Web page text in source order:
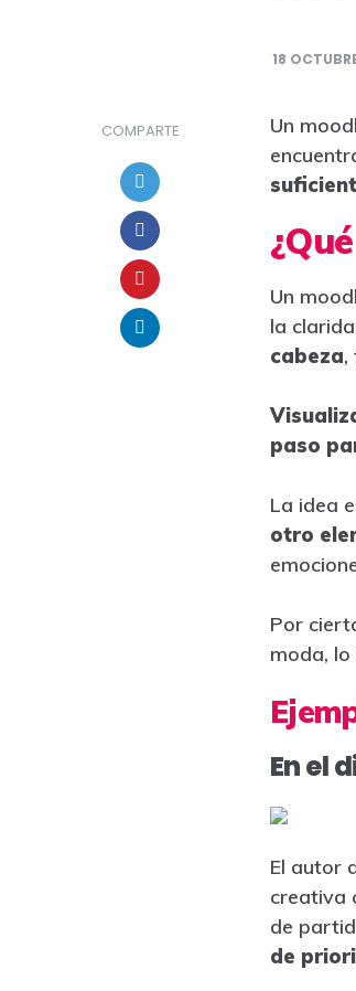
18
COMPARTE
Un
Un
la
cabeza,
paso
La idea
otro
Por
moda,
En el
El autor
creativa
de
de